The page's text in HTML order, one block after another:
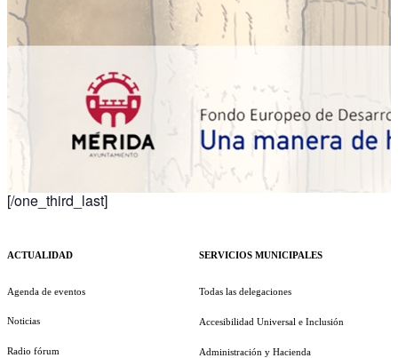
[/one_third_last]
ACTUALIDAD
Agenda de eventos
Noticias
Radio fórum
SERVICIOS MUNICIPALES
Todas las delegaciones
Accesibilidad Universal e Inclusión
Administración y Hacienda